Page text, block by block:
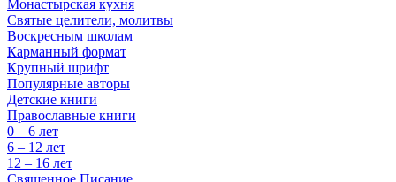
Монастырская кухня
Святые целители, молитвы
Воскресным школам
Карманный формат
Крупный шрифт
Популярные авторы
Детские книги
Православные книги
0 – 6 лет
6 – 12 лет
12 – 16 лет
Священное Писание